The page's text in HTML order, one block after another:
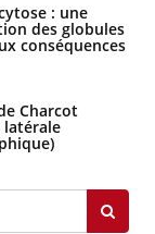
naturel
: une
des globules
conséquences
Charcot
latérale